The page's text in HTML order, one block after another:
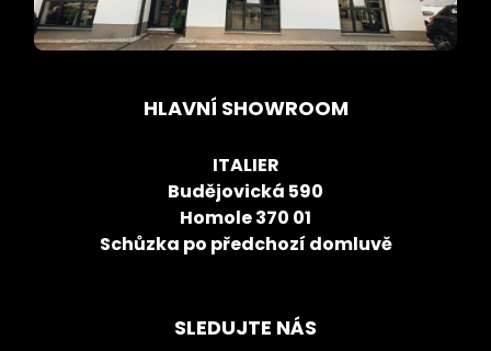
HLAVNÍ SHOWROOM
ITALIER
Budějovická 590
Homole 370 01
Schůzka po předchozí domluvě
SLEDUJTE NÁS